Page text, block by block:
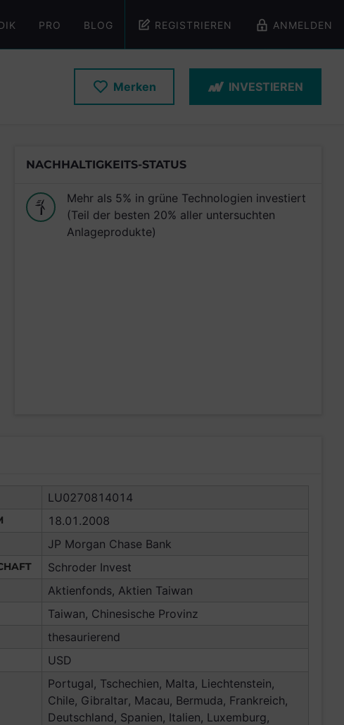
PRO BLOG REGISTRIEREN ANMELDEN
Merken INVESTIEREN
NACHHALTIGKEITS-STATUS
Mehr als 5% in grüne Technologien investiert
(Teil der besten 20% aller untersuchten
Anlageprodukte)
LU0270814014
18.01.2008
JP Morgan Chase Bank
Schroder Invest
Aktienfonds, Aktien Taiwan
Taiwan, Chinesische Provinz
thesaurierend
USD
Portugal, Tschechien, Malta, Liechtenstein,
Chile, Gibraltar, Macau, Bermuda, Frankreich,
Deutschland, Spanien, Italien, Luxemburg,